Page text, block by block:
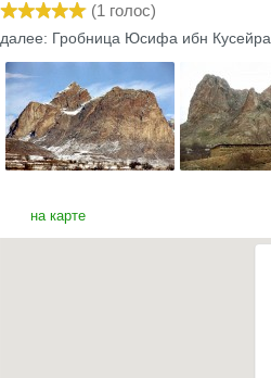
(1 голос)
далее: Гробница Юсифа ибн Кусейра
на карте